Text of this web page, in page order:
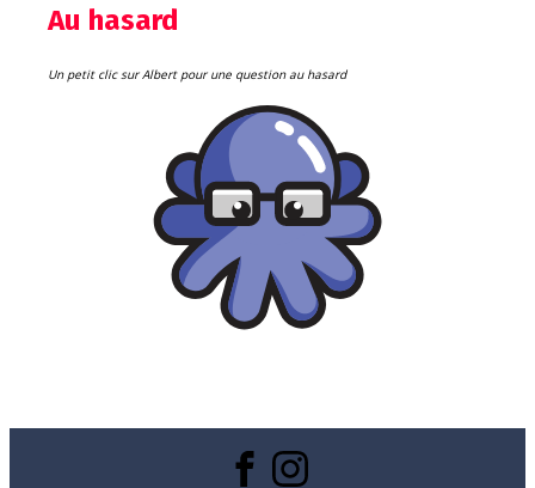
Au hasard
Un petit clic sur Albert pour une question au hasard